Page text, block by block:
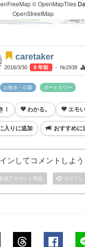
© OpenMapTiles
OpenStreetMap
caretaker
2018/3/30 8 年前 - №2938
お散歩・公園 ポートタワー
！ わかる。 エモ
入りに追加 おすすめに
ンしてコメントしよう
新規アカウント登録 ログイン